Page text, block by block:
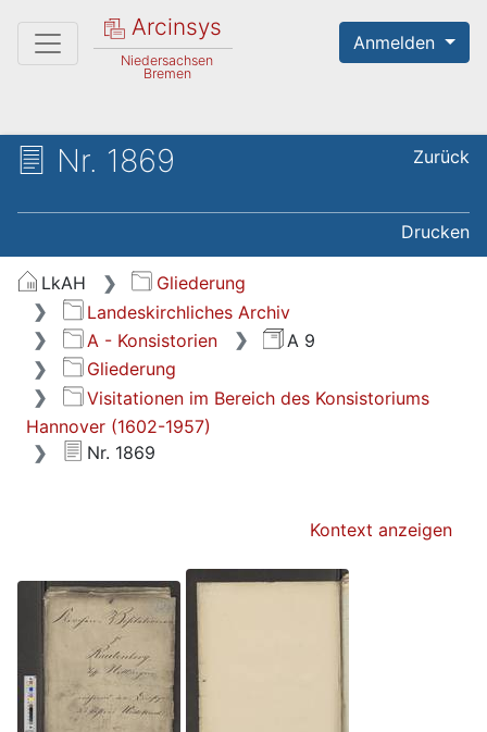
Arcinsys
Niedersachsen
Bremen
Anmelden
Nr. 1869 Zurück
Drucken
LkAH
Gliederung
Landeskirchliches Archiv
A - Konsistorien
A 9
Gliederung
Visitationen im Bereich des Konsistoriums
Hannover (1602-1957)
Nr. 1869
Kontext anzeigen